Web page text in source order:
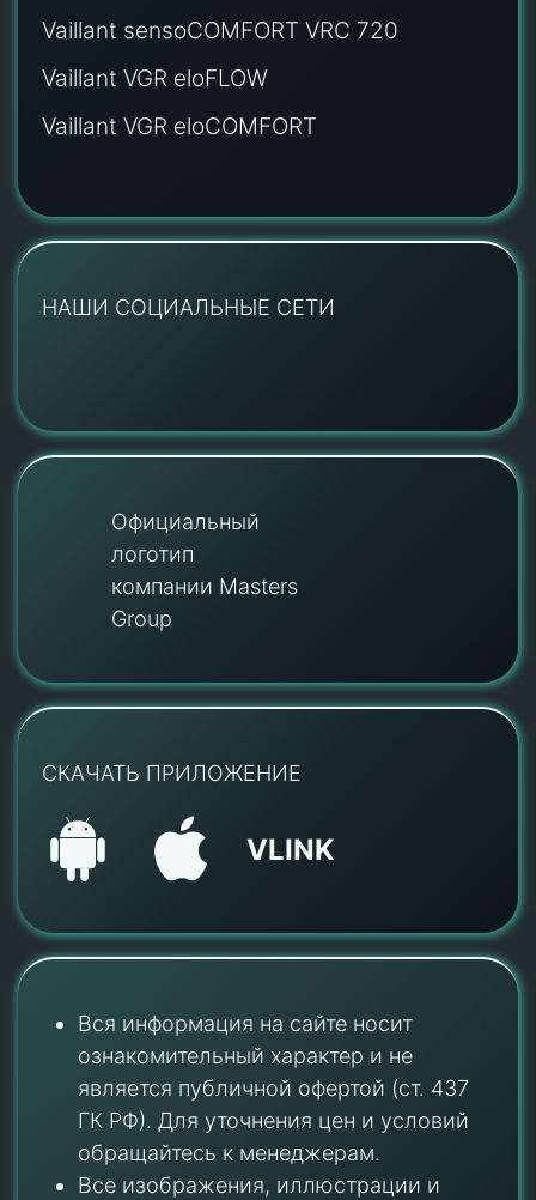
Vaillant sensoCOMFORT VRC 720
Vaillant VGR eloFLOW
Vaillant VGR eloCOMFORT
НАШИ СОЦИАЛЬНЫЕ СЕТИ
Официальный
логотип
компании Masters
Group
СКАЧАТЬ ПРИЛОЖЕНИЕ
VLINK
Вся информация на сайте носит
ознакомительный характер и не
является публичной офертой (ст. 437
ГК РФ). Для уточнения цен и условий
обращайтесь к менеджерам.
Все изображения, иллюстрации и